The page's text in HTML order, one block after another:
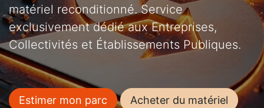
matériel reconditionné. Service
exclusivement dédié aux Entreprises,
Collectivités et Établissements Publiques.
Estimer mon parc Acheter du matériel